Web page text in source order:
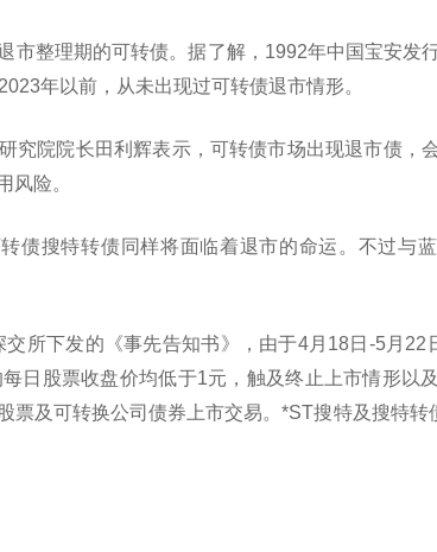
市整理期的可转债。据了解，1992年中国宝安发
年以前，从未出现过可转债退市情形。
究院院长田利辉表示，可转债市场出现退市债，
风险。
债搜特转债同样将面临着退市的命运。不过与
所下发的《事先告知书》，由于4月18日-5月22
日股票收盘价均低于1元，触及终止上市情形以
票及可转换公司债券上市交易。*ST搜特及搜特转